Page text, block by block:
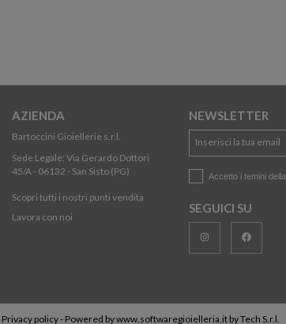
AZIENDA
Bartoccini Gioiellerie s.r.l.
Sede Legale: Via Gerardo Dottori
45/A - 06132 - San Sisto (PG)
Scopri tutti i nostri punti vendita
Lavora con noi
NEWSLETTER
Accetto i temini della
SEGUICI SU
Privacy policy- Powered bywww.softwaregioielleria.it byTech S.r.l.